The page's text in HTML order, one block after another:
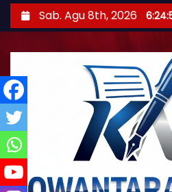
k
t
o
n
Sab. Agu 8th, 2026